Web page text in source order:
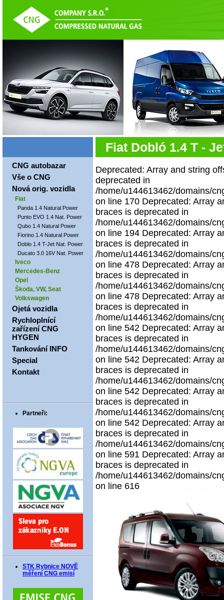
Fiat Dobló 1.4 T -
Deprecated: Array and string
deprecated in
/home/u144613462/domains/
on line 170 Deprecated: Array
braces is deprecated in
/home/u144613462/domains/
on line 194 Deprecated: Array
braces is deprecated in
/home/u144613462/domains/
on line 478 Deprecated: Array
braces is deprecated in
/home/u144613462/domains/
on line 478 Deprecated: Array
braces is deprecated in
/home/u144613462/domains/
on line 542 Deprecated: Array
braces is deprecated in
/home/u144613462/domains/
on line 542 Deprecated: Array
braces is deprecated in
/home/u144613462/domains/
on line 542 Deprecated: Array
braces is deprecated in
/home/u144613462/domains/
on line 542 Deprecated: Array
braces is deprecated in
/home/u144613462/domains/
on line 591 Deprecated: Array
braces is deprecated in
/home/u144613462/domains/
on line 616
CNG autobazar
Vše o CNG
Nová orig. vozidla
Fiat
Panda 1.4 Natural Power
Punto EVO 1.4 Nat. Power
Qubo 1.4 Natural Power
Fiorino 1.4 Natural Power
Doblo 1.4 T-Jet Nat. Power
Ducato 3.0 16V Nat. Power
Iveco
Mercedes-Benz
Opel
Škoda, VW, Seat
Volkswagen
Ojetá vozidla
Rychloplnící
zařízení CNG
HYGEN
Tankování INFO
Special
Kontakt
Partneři:
STK Rybnice NOVĚ
měření CNG emisí